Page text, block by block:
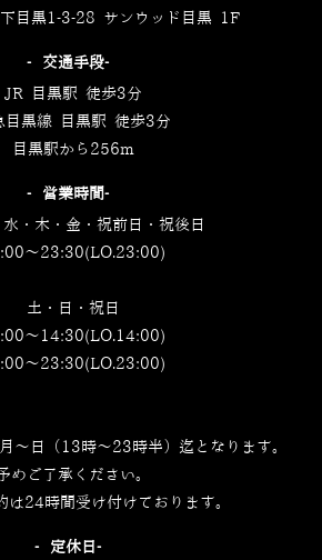
目黒1-3-28 サンウッド目黒 1F
‐交通手段‐
JR 目黒駅 徒歩3分
目黒線 目黒駅 徒歩3分
目黒駅から256m
‐営業時間‐
水・木・金・祝前日・祝後日
～23:30(LO.23:00)
土・日・祝日
～14:30(LO.14:00)
～23:30(LO.23:00)
～日（13時～23時半）迄となります。
めご了承ください。
は24時間受け付けております。
‐定休日‐